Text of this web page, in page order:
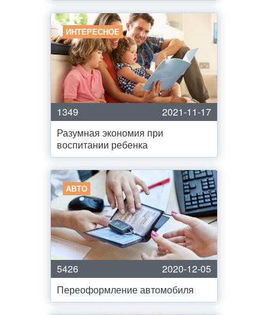
ИНТЕРЕСНОЕ
1349
2021-11-17
Разумная экономия при
воспитании ребенка
АВТО
5426
2020-12-05
Переоформление автомобиля